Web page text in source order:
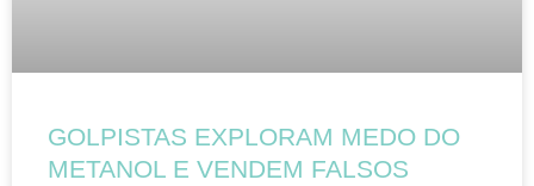
GOLPISTAS EXPLORAM MEDO DO
METANOL E VENDEM FALSOS